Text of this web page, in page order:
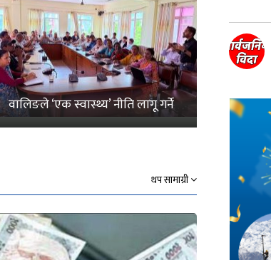
वालिङले ‘एक स्वास्थ्य’ नीति लागू गर्ने
थप सामाग्री